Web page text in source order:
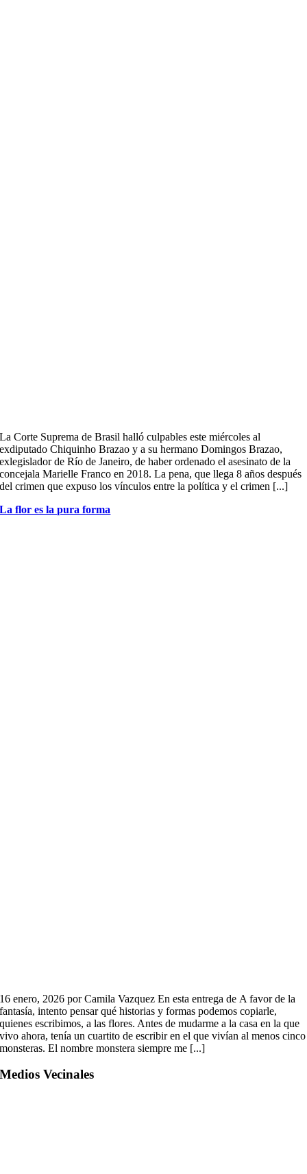
La Corte Suprema de Brasil halló culpables este miércoles al
exdiputado Chiquinho Brazao y a su hermano Domingos Brazao,
exlegislador de Río de Janeiro, de haber ordenado el asesinato de la
concejala Marielle Franco en 2018. La pena, que llega 8 años después
del crimen que expuso los vínculos entre la política y el crimen [...]
La flor es la pura forma
16 enero, 2026 por Camila Vazquez En esta entrega de A favor de la
fantasía, intento pensar qué historias y formas podemos copiarle,
quienes escribimos, a las flores. Antes de mudarme a la casa en la que
vivo ahora, tenía un cuartito de escribir en el que vivían al menos cinco
monsteras. El nombre monstera siempre me [...]
Medios Vecinales